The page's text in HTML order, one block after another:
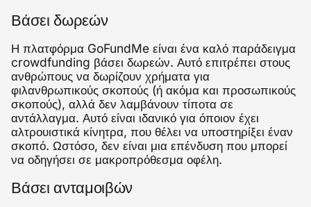
Βάσει δωρεών
Η πλατφόρμα GoFundMe είναι ένα καλό παράδειγμα
crowdfunding βάσει δωρεών. Αυτό επιτρέπει στους
ανθρώπους να δωρίζουν χρήματα για
φιλανθρωπικούς σκοπούς (ή ακόμα και προσωπικούς
σκοπούς), αλλά δεν λαμβάνουν τίποτα σε
αντάλλαγμα. Αυτό είναι ιδανικό για όποιον έχει
αλτρουιστικά κίνητρα, που θέλει να υποστηρίξει έναν
σκοπό. Ωστόσο, δεν είναι μια επένδυση που μπορεί
να οδηγήσει σε μακροπρόθεσμα οφέλη.
Βάσει ανταμοιβών